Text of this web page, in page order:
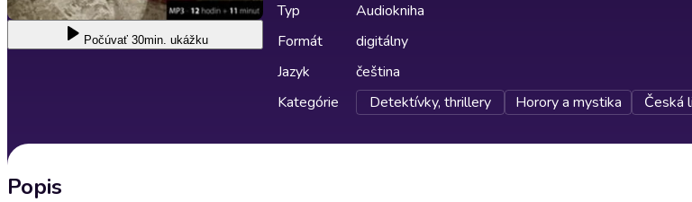
Počúvať 30min. ukážku
Typ
Audiokniha
Formát
digitálny
Jazyk
čeština
Kategórie
Detektívky, thrillery Horory a mystika Česká
Popis